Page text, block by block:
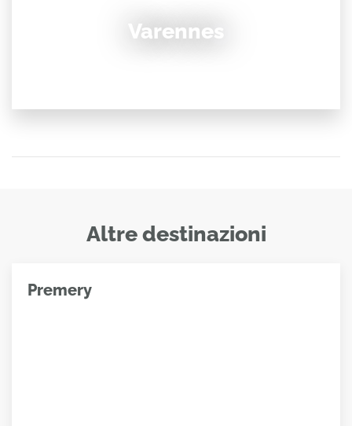
Varennes
Altre destinazioni
Premery